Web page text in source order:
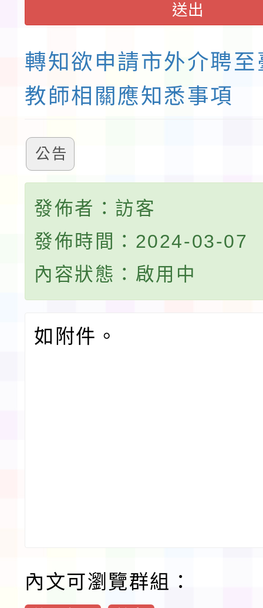
送出
轉知欲申請市外介聘
教師相關應知悉事項
公告
發佈者：訪客
發佈時間：2024-03-07
內容狀態：啟用中
如附件。
內文可瀏覽群組：